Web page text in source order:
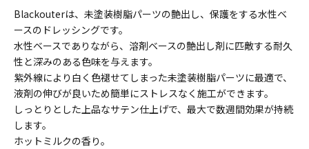
Blackouterは、未塗装樹脂パーツの艶出し、保護をする水性ベ
ースのドレッシングです。
水性ベースでありながら、溶剤ベースの艶出し剤に匹敵する耐久
性と深みのある色味を与えます。
紫外線により白く色褪せてしまった未塗装樹脂パーツに最適で、
液剤の伸びが良いため簡単にストレスなく施工ができます。
しっとりとした上品なサテン仕上げで、最大で数週間効果が持続
します。
ホットミルクの香り。